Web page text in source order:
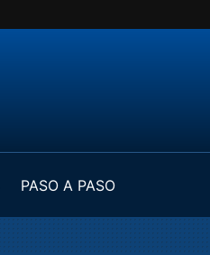
PASO A PASO